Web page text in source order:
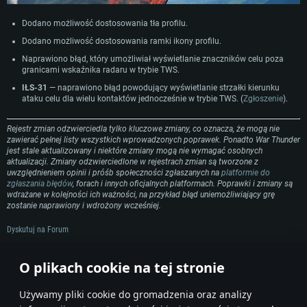
O plikach cookie na tej stronie
Używamy pliki cookie do gromadzenia oraz analizy
Pamięć: 4GB
Karta graficzna: Karta obsługująca DirectX 11: AMD Radeon 77XX / NVIDIA
GeForce GTX 660. Minimalna rozdzielczość to 720p
Połączenie sieciowe: Internet szerokopasmowy
Dysk twardy: 22.1 GB (minimalny klient)
Rekomendowane
OS: Windows 10/11 (64 bit)
Procesor: Intel Core i5 lub Ryzen 5 3600
Pamięć: 16 GB
Karta graficzna: Karta obsługująca DirectX 11: Nvidia GeForce 1060 lub
lepsza, Radeon RX 570 lub lepsza
Połączenie sieciowe: Internet szerokopasmowy
Pamięć: 6 GB
Karta graficzna: Intel Iris Pro 5200 (Mac) lub podobna od AMD/Nvidia.
Minimalna rozdzielczość to 720p.
Połączenie sieciowe: Internet szerokopasmowy
Dysk twardy: 22.1 GB (minimalny klient)
Rekomendowane
OS: Mac OS Big Sur 11.0 lub nowszy
Procesor: Intel Core i7 (Xeon nie jest wspierany)
Pamięć: 8 GB
Karta graficzna: Radeon Vega II lub lepsza
Dysk twardy: 62.2 GB (pełny klient)
Pamięć: 4 GB
Karta graficzna: NVIDIA 660 z nowymi sterownikami (nie starsze niż 6
miesięcy) / podobna od AMD z nowymi sterownikami (nie starsze niż 6
miesięcy) (minimalna rozdzielczość to 720p) ze wsparciem Vulkan
Połączenie sieciowe: Internet szerokopasmowy
Dysk twardy: 22.1 GB (minimalny klient)
Rekomendowane
OS: Ubuntu 20.04 64bit
Procesor: Intel Core i7
Pamięć: 16 GB
Karta graficzna: NVIDIA 1060 nowymi sterownikami (nie starsze niż 6
miesięcy) (minimalna rozdzielczość to 720p) ze wsparciem Vulkan
Dysk twardy: 62.2 GB (pełny klient)
Dodano możliwość dostosowania tła profilu.
Dodano możliwość dostosowania ramki ikony profilu.
Naprawiono błąd, który umożliwiał wyświetlanie znaczników celu poza
granicami wskaźnika radaru w trybie TWS.
IŁS-31 — naprawiono błąd powodujący wyświetlanie strzałki kierunku
ataku celu dla wielu kontaktów jednocześnie w trybie TWS. (Zgłoszenie).
Rejestr zmian odzwierciedla tylko kluczowe zmiany, co oznacza, że mogą nie
zawierać pełnej listy wszystkich wprowadzonych poprawek. Ponadto War Thunder
jest stale aktualizowany i niektóre zmiany mogą nie wymagać osobnych
aktualizacji. Zmiany odzwierciedlone w rejestrach zmian są tworzone z
uwzględnieniem opinii i próśb społeczności zgłaszanych na platformie do
zgłaszania błędów, forach i innych oficjalnych platformach. Poprawki i zmiany są
wdrażane w kolejności ich ważności, na przykład błąd uniemożliwiający grę
zostanie naprawiony i wdrożony wcześniej.
Dyskutuj na Forum